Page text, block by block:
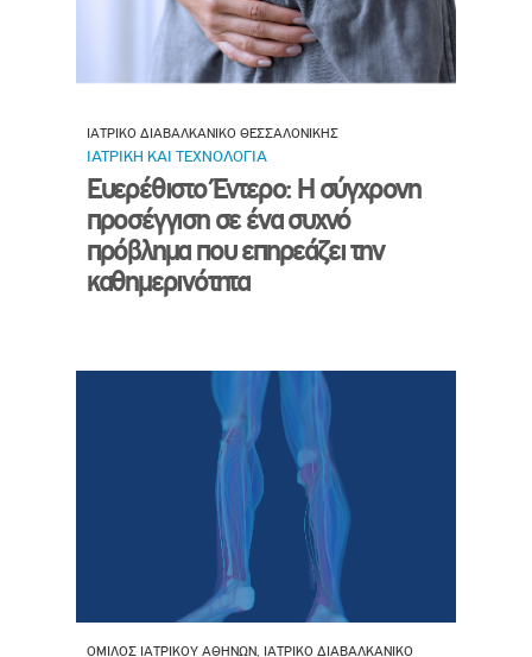
ΙΑΤΡΙΚΟ ΔΙΑΒΑΛΚΑΝΙΚΟ ΘΕΣΣΑΛΟΝΙΚΗΣ
ΙΑΤΡΙΚΗ ΚΑΙ ΤΕΧΝΟΛΟΓΙΑ
Ευερέθιστο Έντερο: Η σύγχρονη
προσέγγιση σε ένα συχνό
πρόβλημα που επηρεάζει την
καθημερινότητα
ΟΜΙΛΟΣ ΙΑΤΡΙΚΟΥ ΑΘΗΝΩΝ, ΙΑΤΡΙΚΟ ΔΙΑΒΑΛΚΑΝΙΚΟ